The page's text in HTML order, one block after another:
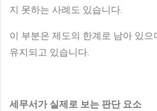
지 못하는 사례도 있습니다.
이 부분은 제도의 한계로 남아 있으
유지되고 있습니다.
세무서가 실제로 보는 판단 요소